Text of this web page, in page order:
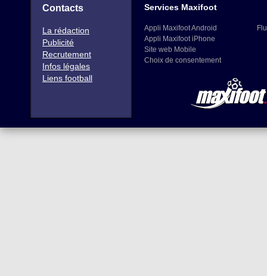
Contacts
La rédaction
Publicité
Recrutement
Infos légales
Liens football
Services Maxifoot
Appli Maxifoot Android
Appli Maxifoot iPhone
Site web Mobile
Choix de consentement